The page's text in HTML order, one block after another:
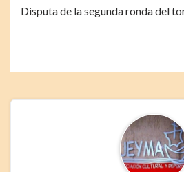
Disputa de la segunda ronda del